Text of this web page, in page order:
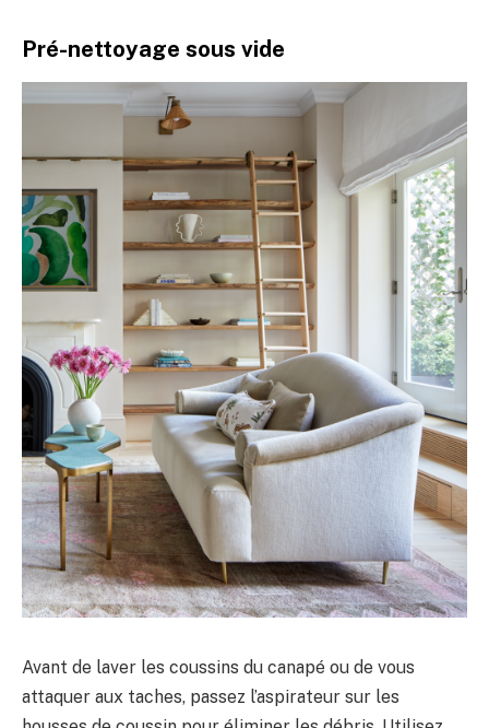
Pré-nettoyage sous vide
Avant de laver les coussins du canapé ou de vous
attaquer aux taches, passez l’aspirateur sur les